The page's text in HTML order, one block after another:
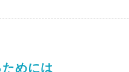
めには